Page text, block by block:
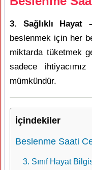
3. Sağlıklı Hayat
beslenmek için her
miktarda tüketmek
sadece
mümkündür.
İçindekiler
Beslenme Saati
3. Sınıf Hayat